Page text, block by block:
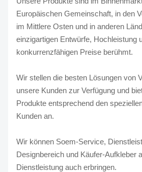
Europäischen Gemeinschaft, in den
im Mittlere Osten und in anderen
einzigartigen Entwürfe, Hochleistung
konkurrenzfähigen Preise berühmt.
Wir stellen die besten Lösungen von
unsere Kunden zur Verfügung und
Produkte entsprechend den
Kunden an.
Wir können Soem-Service,
Designbereich und Käufer-Aufkleber
Dienstleistung auch erbringen.